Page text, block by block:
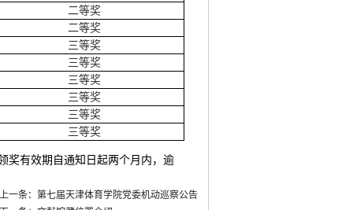
二等奖
二等奖
三等奖
三等奖
三等奖
三等奖
三等奖
三等奖
奖有效期自通知日起两个月内，逾
上一条：第七届天津体育学院党委机动巡察公告